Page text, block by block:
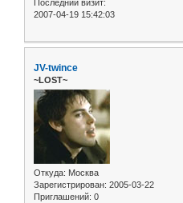
Последний визит:
2007-04-19 15:42:03
JV-twince
~LOST~
Откуда: Москва
Зарегистрирован: 2005-03-22
Приглашений: 0